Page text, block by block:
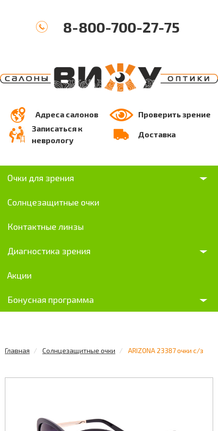
8-800-700-27-75
Адреса салонов
Проверить зрение
Записаться к
неврологу
Доставка
Очки для зрения
Солнцезащитные очки
Контактные линзы
Диагностика зрения
Акции
Бонусная программа
Главная Солнцезащитные очки ARIZONA 23387 очки с/з